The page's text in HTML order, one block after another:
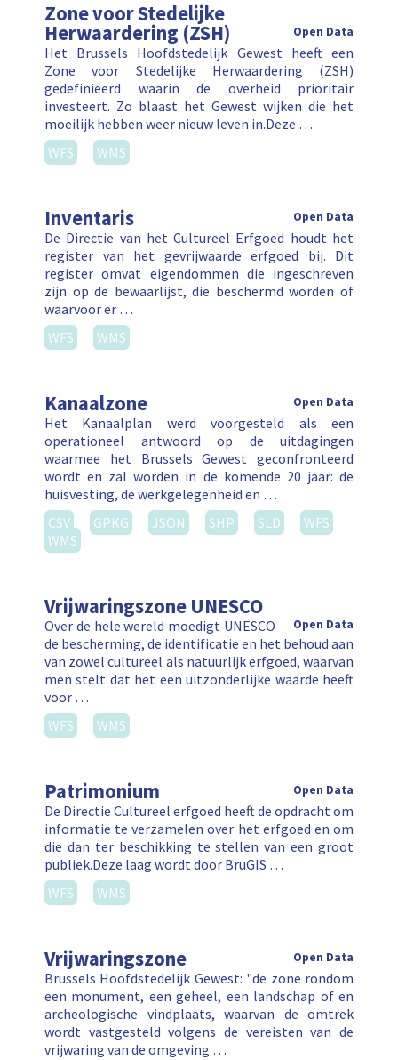
Zone voor Stedelijke
Herwaardering (ZSH) Open Data
Het Brussels Hoofdstedelijk Gewest heeft een
Zone voor Stedelijke Herwaardering (ZSH)
gedefinieerd waarin de overheid prioritair
investeert. Zo blaast het Gewest wijken die het
moeilijk hebben weer nieuw leven in.Deze …
WFS
WMS
Inventaris Open Data
De Directie van het Cultureel Erfgoed houdt het
register van het gevrijwaarde erfgoed bij. Dit
register omvat eigendommen die ingeschreven
zijn op de bewaarlijst, die beschermd worden of
waarvoor er …
WFS
WMS
Kanaalzone Open Data
Het Kanaalplan werd voorgesteld als een
operationeel antwoord op de uitdagingen
waarmee het Brussels Gewest geconfronteerd
wordt en zal worden in de komende 20 jaar: de
huisvesting, de werkgelegenheid en …
CSV
GPKG JSON SHP SLD
WFS
WMS
Vrijwaringszone UNESCO
Open Data
Over de hele wereld moedigt UNESCO
de bescherming, de identificatie en het behoud aan
van zowel cultureel als natuurlijk erfgoed, waarvan
men stelt dat het een uitzonderlijke waarde heeft
voor …
WFS
WMS
Patrimonium Open Data
De Directie Cultureel erfgoed heeft de opdracht om
informatie te verzamelen over het erfgoed en om
die dan ter beschikking te stellen van een groot
publiek.Deze laag wordt door BruGIS …
WFS
WMS
Vrijwaringszone Open Data
Brussels Hoofdstedelijk Gewest: "de zone rondom
een monument, een geheel, een landschap of en
archeologische vindplaats, waarvan de omtrek
wordt vastgesteld volgens de vereisten van de
vrijwaring van de omgeving …